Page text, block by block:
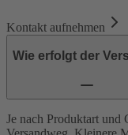
Kontakt aufnehmen
Wie erfolgt der
Je nach Produktart und